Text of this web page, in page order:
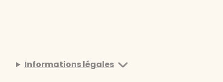
Informations légales